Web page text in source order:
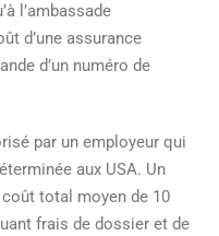
l’ambassade
d’une assurance
d’un numéro de
par un employeur qui
aux USA. Un
total moyen de 10
frais de dossier et de